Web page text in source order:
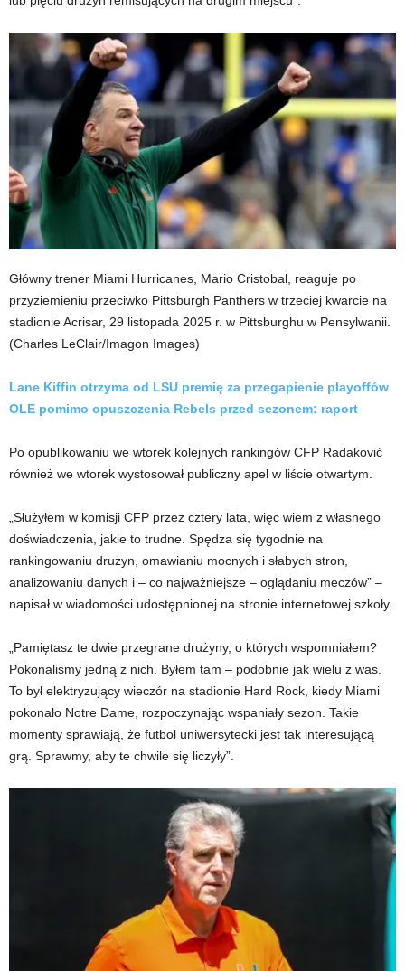
Główny trener Miami Hurricanes, Mario Cristobal, reaguje po
przyziemieniu przeciwko Pittsburgh Panthers w trzeciej kwarcie na
stadionie Acrisar, 29 listopada 2025 r. w Pittsburghu w Pensylwanii.
(Charles LeClair/Imagon Images)
Lane Kiffin otrzyma od LSU premię za przegapienie playoffów
OLE pomimo opuszczenia Rebels przed sezonem: raport
Po opublikowaniu we wtorek kolejnych rankingów CFP Radaković
również we wtorek wystosował publiczny apel w liście otwartym.
„Służyłem w komisji CFP przez cztery lata, więc wiem z własnego
doświadczenia, jakie to trudne. Spędza się tygodnie na
rankingowaniu drużyn, omawianiu mocnych i słabych stron,
analizowaniu danych i – co najważniejsze – oglądaniu meczów” –
napisał w wiadomości udostępnionej na stronie internetowej szkoły.
„Pamiętasz te dwie przegrane drużyny, o których wspomniałem?
Pokonaliśmy jedną z nich. Byłem tam – podobnie jak wielu z was.
To był elektryzujący wieczór na stadionie Hard Rock, kiedy Miami
pokonało Notre Dame, rozpoczynając wspaniały sezon. Takie
momenty sprawiają, że futbol uniwersytecki jest tak interesującą
grą. Sprawmy, aby te chwile się liczyły”.